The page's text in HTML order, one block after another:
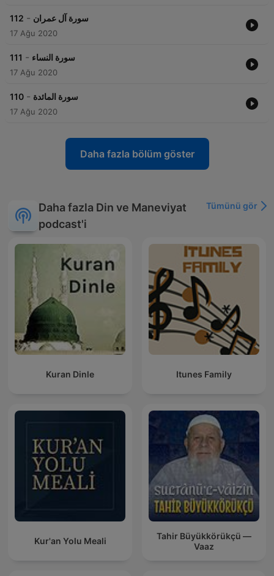
112 - سورة آل عمران
17 Ağu 2020
111 - سورة النساء
17 Ağu 2020
110 - سورة المائدة
17 Ağu 2020
Daha fazla bölüm göster
Daha fazla Din ve Maneviyat
podcast'i
Tümünü gör
Kuran Dinle Itunes Family
Kur'an Yolu Meali
Tahir Büyükkörükçü —
Vaaz